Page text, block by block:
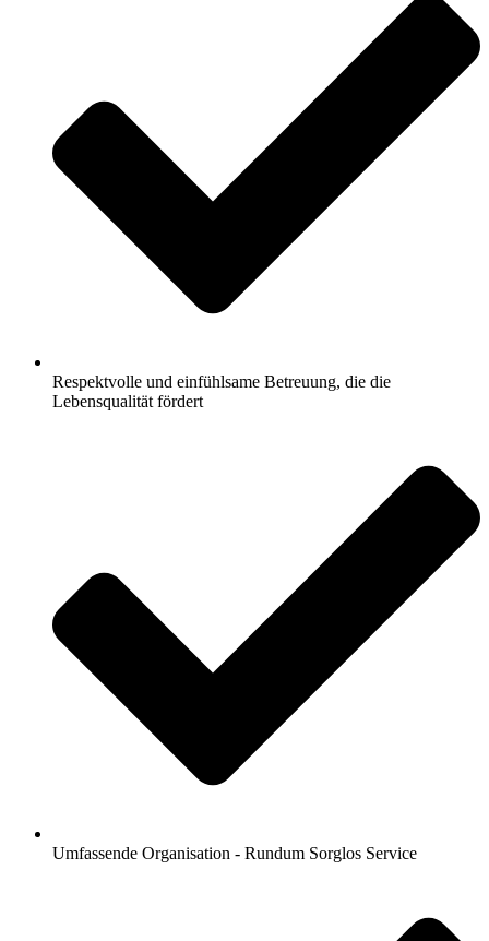
Respektvolle und einfühlsame Betreuung, die die
Lebensqualität fördert
Umfassende Organisation - Rundum Sorglos Service